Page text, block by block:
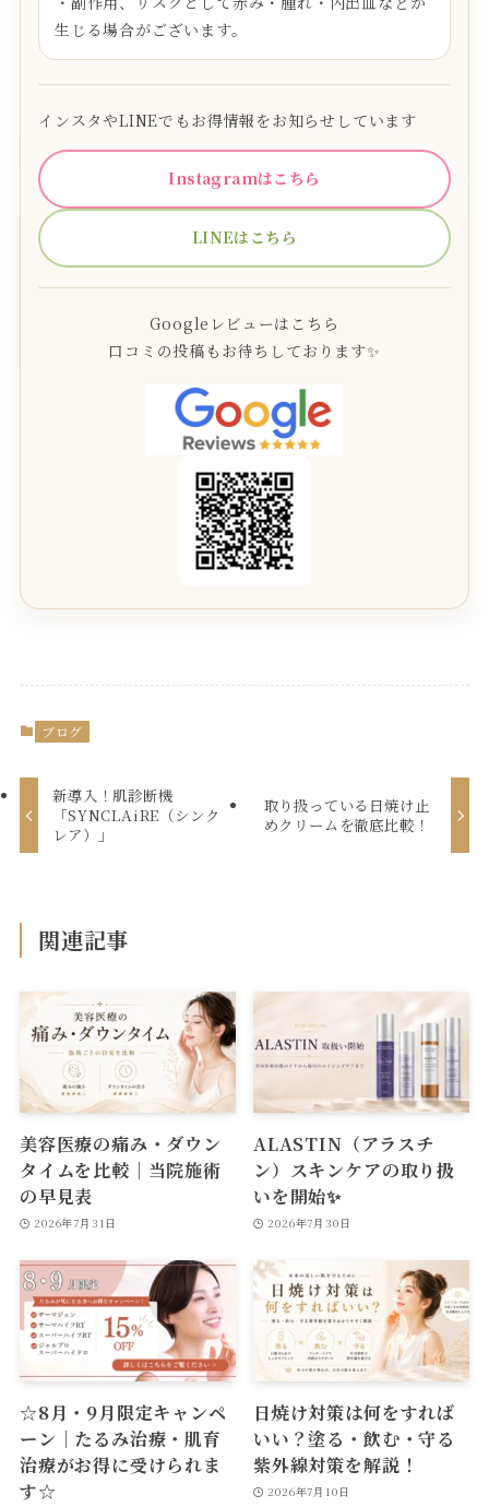
生じる場合がございます。
インスタやLINEでもお得情報をお知らせしています
Instagramはこちら
LINEはこちら
Googleレビューはこちら
口コミの投稿もお待ちしております✨
ブログ
新導入！肌診断機
「SYNCLAiRE（シンク
レア）」
取り扱っている日焼け止
めクリームを徹底比較！
関連記事
美容医療の痛み・ダウン
タイムを比較｜当院施術
の早見表
2026年7月31日
ALASTIN（アラスチ
ン）スキンケアの取り扱
いを開始✨
2026年7月30日
☆8月・9月限定キャンペ
ーン｜たるみ治療・肌育
治療がお得に受けられま
す☆
日焼け対策は何をすれば
いい？塗る・飲む・守る
紫外線対策を解説！
2026年7月10日